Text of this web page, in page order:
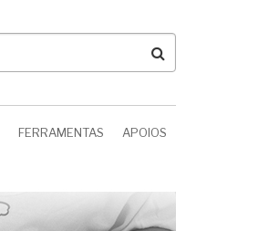
FERRAMENTAS APOIOS